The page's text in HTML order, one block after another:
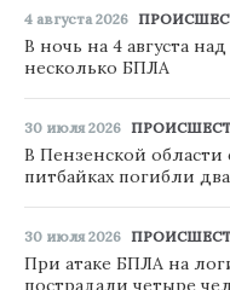
4 августа 2026
В ночь на 4 августа
несколько БПЛА
30 июля 2026
В Пензенской области
питбайках погибли
30 июля 2026
При атаке БПЛА на
пострадали четыре